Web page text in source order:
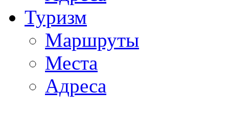
Туризм
Маршруты
Места
Адреса